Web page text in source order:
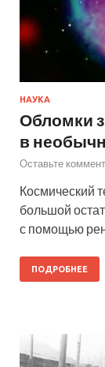
НАУКА
Обломки
в
Оставьте
Космический
большой
с помощью
ПОДРОБНЕЕ